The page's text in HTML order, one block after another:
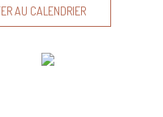
AU CALENDRIER